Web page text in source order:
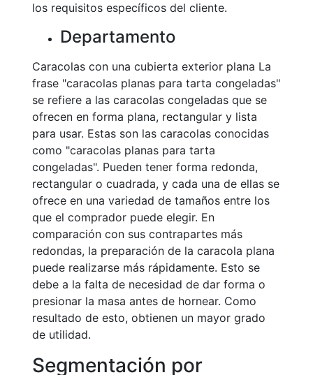
los requisitos específicos del cliente.
Departamento
Caracolas con una cubierta exterior plana La
frase "caracolas planas para tarta congeladas"
se refiere a las caracolas congeladas que se
ofrecen en forma plana, rectangular y lista
para usar. Estas son las caracolas conocidas
como "caracolas planas para tarta
congeladas". Pueden tener forma redonda,
rectangular o cuadrada, y cada una de ellas se
ofrece en una variedad de tamaños entre los
que el comprador puede elegir. En
comparación con sus contrapartes más
redondas, la preparación de la caracola plana
puede realizarse más rápidamente. Esto se
debe a la falta de necesidad de dar forma o
presionar la masa antes de hornear. Como
resultado de esto, obtienen un mayor grado
de utilidad.
Segmentación por